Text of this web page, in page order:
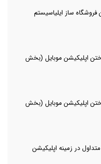
فروشگاه ساز ایلیاسیستم
اپلیکیشن موبایل (بخش
اپلیکیشن موبایل (بخش
در زمینه اپلیکیشن